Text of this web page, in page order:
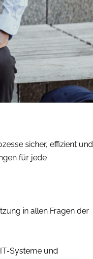
sicher, effizient und
für jede
in allen Fragen der
Systeme und